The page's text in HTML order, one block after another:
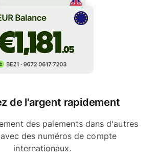
de l'argent rapidement
des paiements dans d'autres
des numéros de compte
internationaux.